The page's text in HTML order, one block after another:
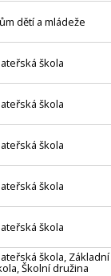
dětí a mládeže
škola
škola
škola
škola
škola
škola, Základní
Školní družina